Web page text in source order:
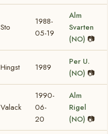
Sto
1988-
05-19
Alm
Svarten
(NO) 📷
Hingst 1989
Per U.
(NO) 📷
Valack
1990-
06-
20
Alm
Rigel
(NO) 📷